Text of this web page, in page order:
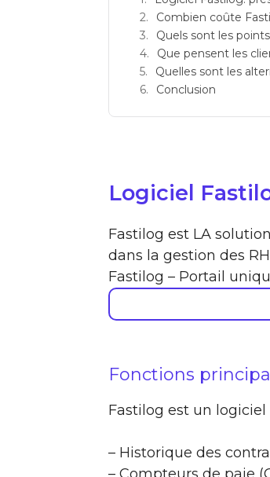
Combien coûte
Quels sont les
Que pensent les
Quelles sont les
Conclusion
Logiciel
Fastilog est LA
dans la gestion des
Fastilog – Portail
Fonctions
Fastilog est un
– Historique des
– Compteurs de paie